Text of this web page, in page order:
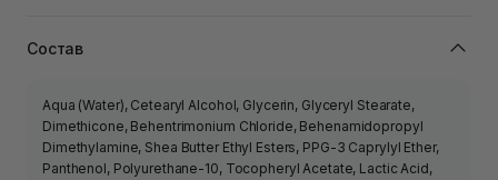
Состав
Aqua (Water), Cetearyl Alcohol, Glycerin, Glyceryl Stearate,
Dimethicone, Behentrimonium Chloride, Behenamidopropyl
Dimethylamine, Shea Butter Ethyl Esters, PPG-3 Caprylyl Ether,
Panthenol, Polyurethane-10, Tocopheryl Acetate, Lactic Acid,